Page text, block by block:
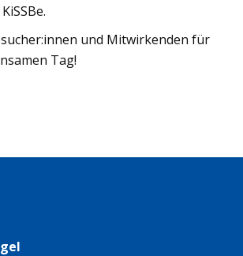
und Mitwirkenden für
Tag!